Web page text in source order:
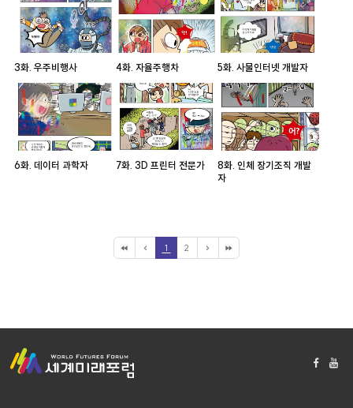
3화. 우주비행사 4화. 자율주행차 5화. 사물인터넷 개발자
6화. 데이터 과학자 7화. 3D 프린터 전문가
8화. 인체 장기조직 개발
자
1 2